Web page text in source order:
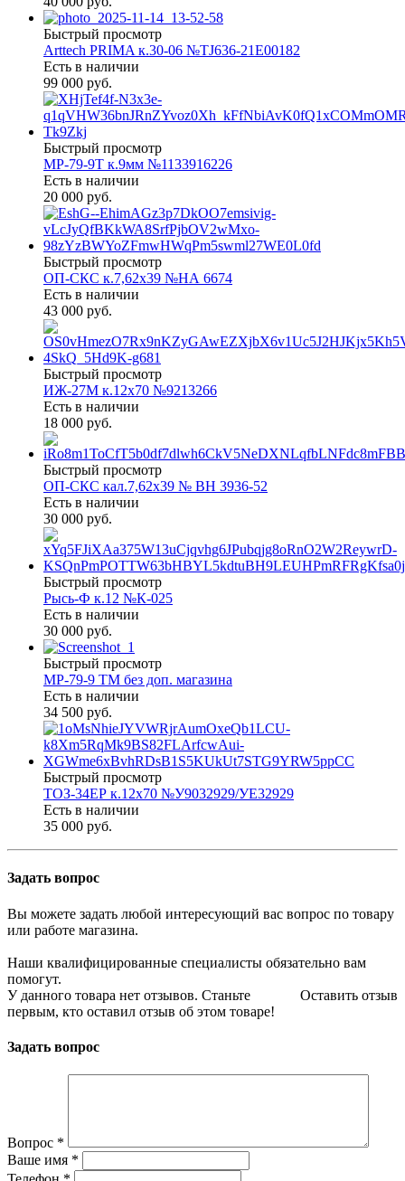
Быстрый просмотр
Arttech PRIMA к.30-06 №TJ636-21E00182
Есть в наличии
99 000 руб.
Быстрый просмотр
МР-79-9Т к.9мм №1133916226
Есть в наличии
20 000 руб.
Быстрый просмотр
ОП-СКС к.7,62х39 №НА 6674
Есть в наличии
43 000 руб.
Быстрый просмотр
ИЖ-27М к.12х70 №9213266
Есть в наличии
18 000 руб.
Быстрый просмотр
ОП-СКС кал.7,62х39 № ВН 3936-52
Есть в наличии
30 000 руб.
Быстрый просмотр
Рысь-Ф к.12 №К-025
Есть в наличии
30 000 руб.
Быстрый просмотр
МР-79-9 ТМ без доп. магазина
Есть в наличии
34 500 руб.
Быстрый просмотр
ТОЗ-34ЕР к.12х70 №У9032929/УЕ32929
Есть в наличии
35 000 руб.
Задать вопрос
Вы можете задать любой интересующий вас вопрос по товару
или работе магазина.
Наши квалифицированные специалисты обязательно вам
помогут.
Оставить отзыв
У данного товара нет отзывов. Станьте
первым, кто оставил отзыв об этом товаре!
Задать вопрос
Вопрос *
Ваше имя *